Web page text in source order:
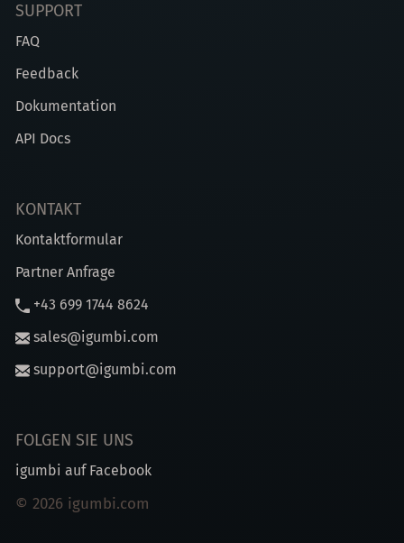
SUPPORT
FAQ
Feedback
Dokumentation
API Docs
KONTAKT
Kontaktformular
Partner Anfrage
+43 699 1744 8624
sales@igumbi.com
support@igumbi.com
FOLGEN SIE UNS
igumbi auf Facebook
© 2026 igumbi.com